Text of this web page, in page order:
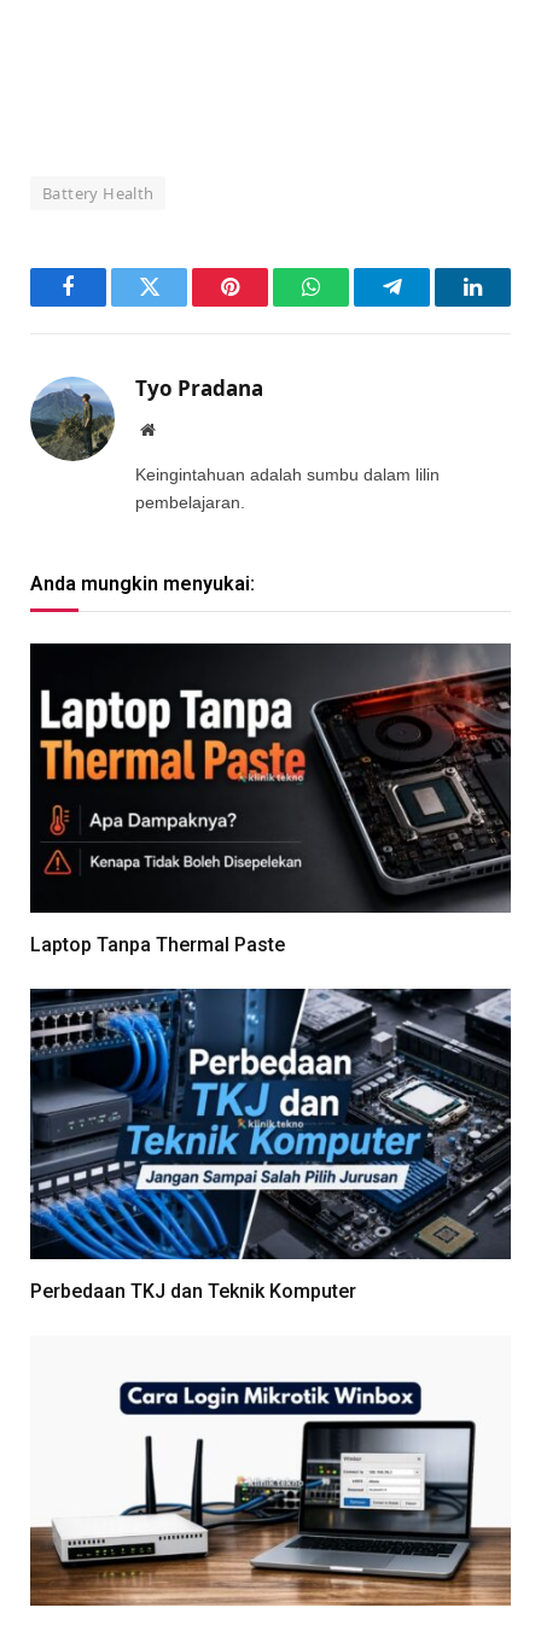
Battery Health
FacebookTwitter Pinterest WhatsAppTelegram
Tyo Pradana
Website
Keingintahuan adalah sumbu dalam lilin
pembelajaran.
Anda mungkin menyukai:
Laptop Tanpa Thermal Paste
Perbedaan TKJ dan Teknik Komputer